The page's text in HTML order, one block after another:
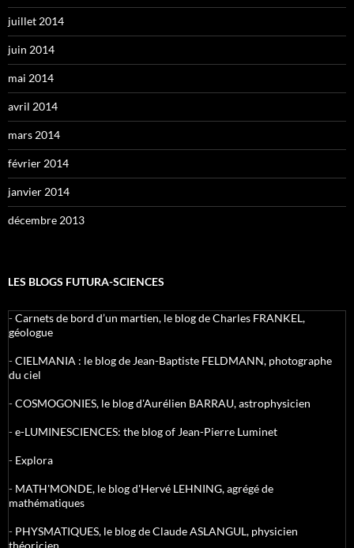
juillet 2014
juin 2014
mai 2014
avril 2014
mars 2014
février 2014
janvier 2014
décembre 2013
LES BLOGS FUTURA-SCIENCES
-Carnets de bord d’un martien, le blog de Charles FRANKEL,
géologue
-CIELMANIA : le blog de Jean-Baptiste FELDMANN, photographe
du ciel
-COSMOGONIES, le blog d'Aurélien BARRAU, astrophysicien
-e-LUMINESCIENCES: the blog of Jean-Pierre Luminet
- Explora
- MATH'MONDE, le blog d'Hervé LEHNING, agrégé de
mathématiques
- PHYSMATIQUES, le blog de Claude ASLANGUL, physicien
théoricien